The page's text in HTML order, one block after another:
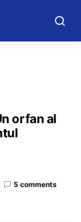
orfan al
5 comments